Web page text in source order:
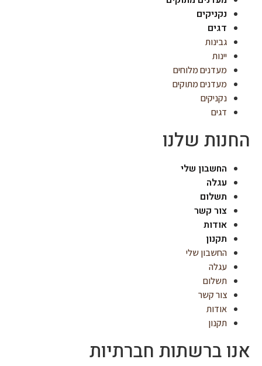
נקניקים
דגים
גבינות
יינות
מעדנים מלוחים
מעדנים מתוקים
נקניקים
דגים
החנות שלנו
החשבון שלי
עגלה
תשלום
צור קשר
אודות
תקנון
החשבון שלי
עגלה
תשלום
צור קשר
אודות
תקנון
אנו ברשתות חברתיות